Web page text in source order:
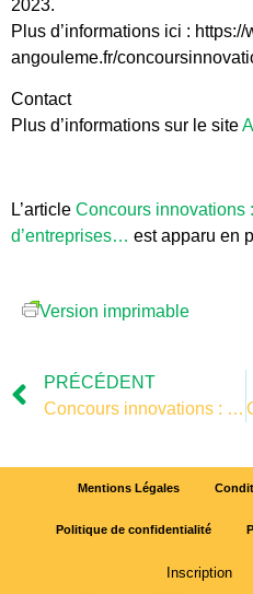
2023.
Plus d’informations ici :
angouleme.fr/
Contact
Plus d’informations sur le site
L’article Concours innovations
d’entreprises… est apparu en
Version imprimable
PRÉCÉDENT
Concours innovations : créateurs, créatrices, chefs d’entreprises…
Mentions Légales
Politique de confidentialité
Inscription